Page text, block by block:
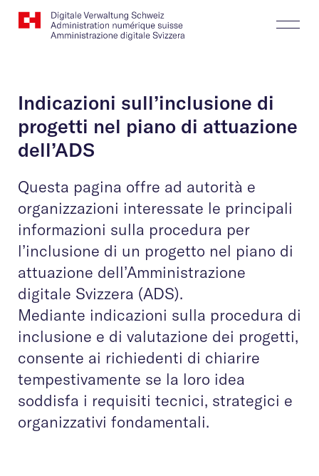
Website
Logo
Indicazioni sull’inclusione di
progetti nel piano di attuazione
dell’ADS
Questa pagina offre ad autorità e
organizzazioni interessate le principali
informazioni sulla procedura per
l’inclusione di un progetto nel piano di
attuazione dell’Amministrazione
digitale Svizzera (ADS).
Mediante indicazioni sulla procedura di
inclusione e di valutazione dei progetti,
consente ai richiedenti di chiarire
tempestivamente se la loro idea
soddisfa i requisiti tecnici, strategici e
organizzativi fondamentali.